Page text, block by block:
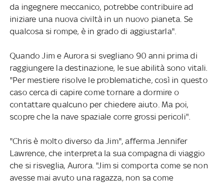
da ingegnere meccanico, potrebbe contribuire ad
iniziare una nuova civiltà in un nuovo pianeta. Se
qualcosa si rompe, è in grado di aggiustarla".
Quando Jim e Aurora si svegliano 90 anni prima di
raggiungere la destinazione, le sue abilità sono vitali.
"Per mestiere risolve le problematiche, così in questo
caso cerca di capire come tornare a dormire o
contattare qualcuno per chiedere aiuto. Ma poi,
scopre che la nave spaziale corre grossi pericoli".
"Chris è molto diverso da Jim", afferma Jennifer
Lawrence, che interpreta la sua compagna di viaggio
che si risveglia, Aurora. "Jim si comporta come se non
avesse mai avuto una ragazza, non sa come